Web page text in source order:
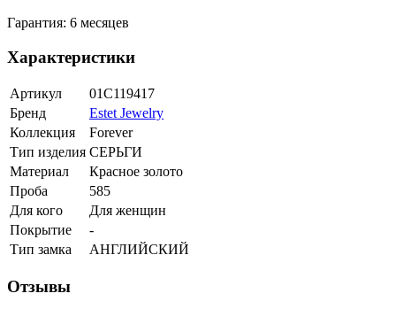
Гарантия: 6 месяцев
Характеристики
Артикул
01С119417
Бренд
Estet Jewelry
Коллекция
Forever
Тип изделия СЕРЬГИ
Материал
Красное золото
Проба
585
Для кого
Для женщин
Покрытие
-
Тип замка
АНГЛИЙСКИЙ
Отзывы